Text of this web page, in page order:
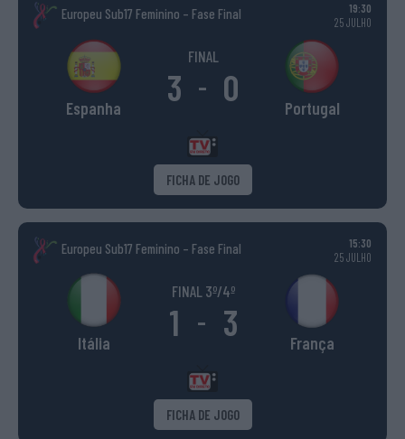
Europeu Sub17 Feminino – Fase Final
19:30
25 JULHO
Espanha
FINAL
3 - 0 Portugal
FICHA DE JOGO
Europeu Sub17 Feminino – Fase Final
15:30
25 JULHO
Itália
FINAL 3º/4º
1 - 3 França
FICHA DE JOGO